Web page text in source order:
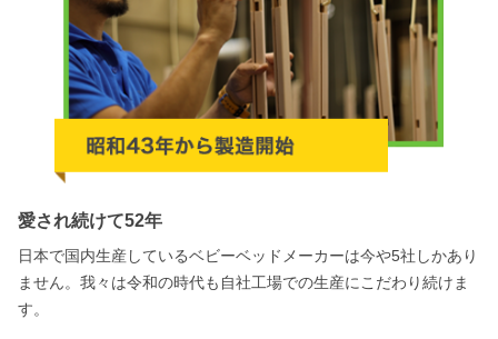
愛され続けて52年
日本で国内生産しているベビーベッドメーカーは今や5社しかあり
ません。我々は令和の時代も自社工場での生産にこだわり続けま
す。